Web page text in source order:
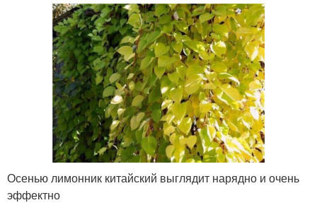
Осенью лимонник китайский выглядит нарядно и очень
эффектно